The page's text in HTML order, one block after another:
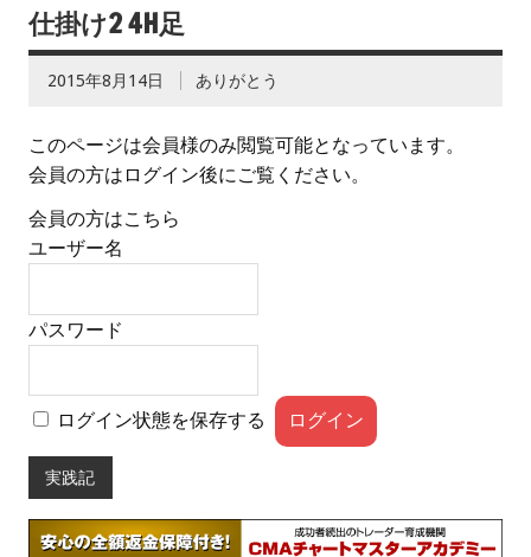
仕掛け2 4H足
2015年8月14日 ありがとう
このページは会員様のみ閲覧可能となっています。
会員の方はログイン後にご覧ください。
会員の方はこちら
ユーザー名
パスワード
ログイン状態を保存する
実践記